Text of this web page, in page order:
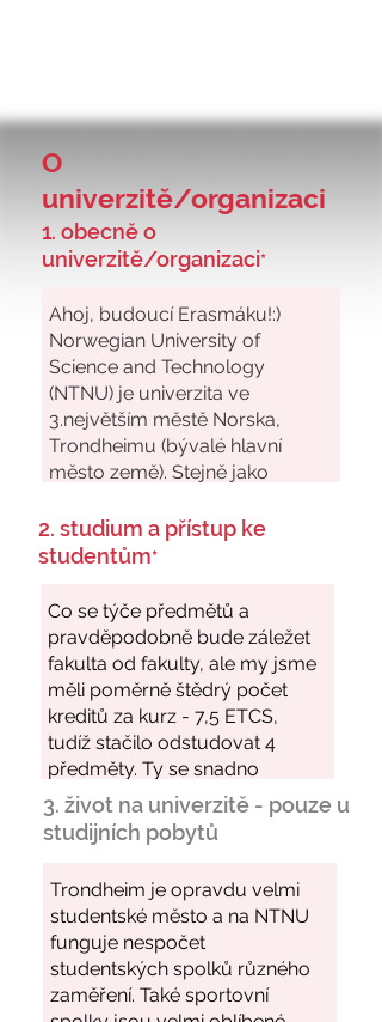
O
univerzitě/organizaci
1. obecně o
univerzitě/organizaci*
2. studium a přístup ke
studentům*
3. život na univerzitě - pouze u
studijních pobytů